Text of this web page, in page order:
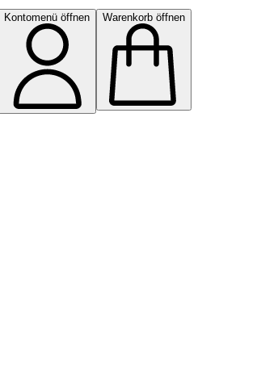
Kontomenü öffnen Warenkorb öffnen